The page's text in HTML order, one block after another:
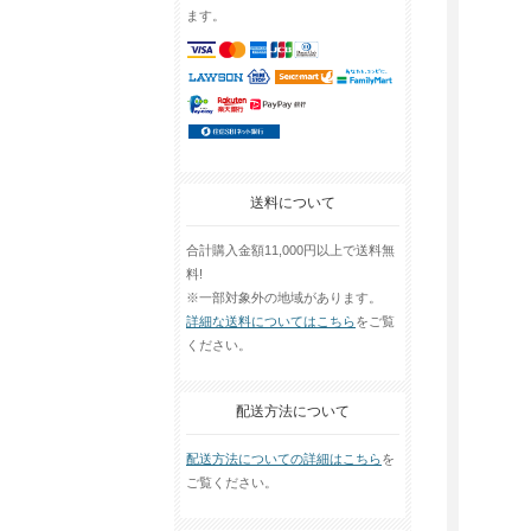
ます。
送料について
合計購入金額11,000円以上で送料無
料!
※一部対象外の地域があります。
詳細な送料についてはこちらをご覧
ください。
配送方法について
配送方法についての詳細はこちらを
ご覧ください。